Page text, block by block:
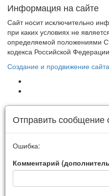
Информация на сайте
Сайт носит исключительно
при каких условиях не
определяемой положениями
кодекса Российской
Создание и продвижение
Отправить сообщение
Ошибка:
Комментарий